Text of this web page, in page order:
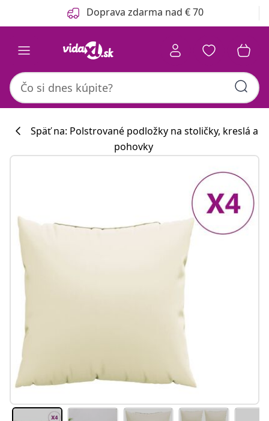
Predchádzajúce Doprava zdarma nad € 70
Späť na: Polstrované podložky na stoličky, kreslá a
pohovky